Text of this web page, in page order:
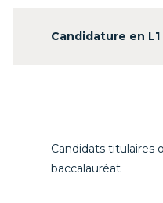
Candidature en L1
Candidats titulaires
baccalauréat